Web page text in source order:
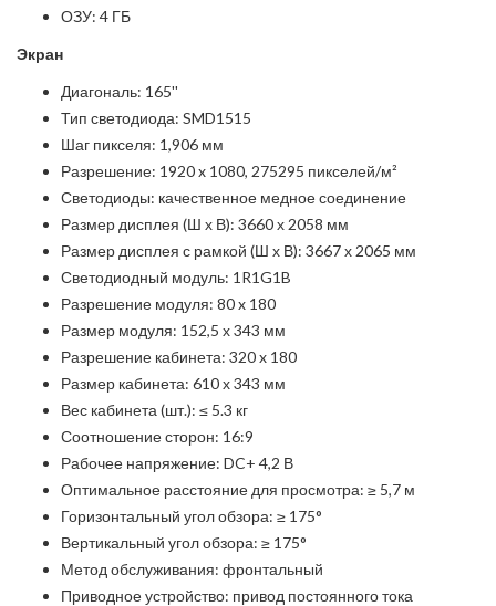
ОЗУ: 4 ГБ
Экран
Диагональ: 165''
Тип светодиода: SMD1515
Шаг пикселя: 1,906 мм
Разрешение: 1920 x 1080, 275295 пикселей/м²
Светодиоды: качественное медное соединение
Размер дисплея (Ш х В): 3660 х 2058 мм
Размер дисплея с рамкой (Ш х В): 3667 х 2065 мм
Светодиодный модуль: 1R1G1B
Разрешение модуля: 80 x 180
Размер модуля: 152,5 х 343 мм
Разрешение кабинета: 320 x 180
Размер кабинета: 610 х 343 мм
Вес кабинета (шт.): ≤ 5.3 кг
Соотношение сторон: 16:9
Рабочее напряжение: DC+ 4,2 В
Оптимальное расстояние для просмотра: ≥ 5,7 м
Горизонтальный угол обзора: ≥ 175°
Вертикальный угол обзора: ≥ 175°
Метод обслуживания: фронтальный
Приводное устройство: привод постоянного тока